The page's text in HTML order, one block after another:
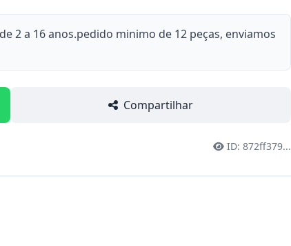
2 a 16 anos.pedido minimo de 12 peças, enviamos
Compartilhar
ID: 872ff379...